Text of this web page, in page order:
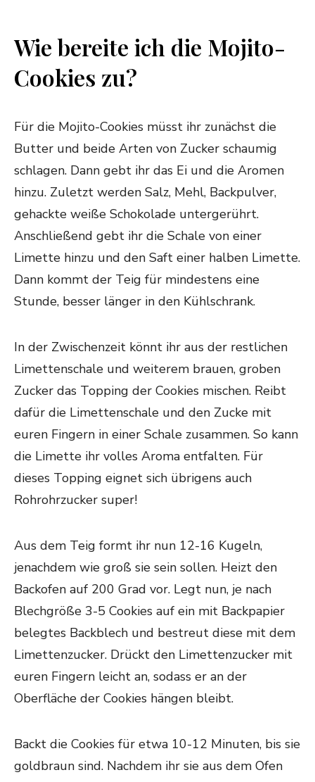
Wie bereite ich die Mojito-
Cookies zu?
Für die Mojito-Cookies müsst ihr zunächst die
Butter und beide Arten von Zucker schaumig
schlagen. Dann gebt ihr das Ei und die Aromen
hinzu. Zuletzt werden Salz, Mehl, Backpulver,
gehackte weiße Schokolade untergerührt.
Anschließend gebt ihr die Schale von einer
Limette hinzu und den Saft einer halben Limette.
Dann kommt der Teig für mindestens eine
Stunde, besser länger in den Kühlschrank.
In der Zwischenzeit könnt ihr aus der restlichen
Limettenschale und weiterem brauen, groben
Zucker das Topping der Cookies mischen. Reibt
dafür die Limettenschale und den Zucke mit
euren Fingern in einer Schale zusammen. So kann
die Limette ihr volles Aroma entfalten. Für
dieses Topping eignet sich übrigens auch
Rohrohrzucker super!
Aus dem Teig formt ihr nun 12-16 Kugeln,
jenachdem wie groß sie sein sollen. Heizt den
Backofen auf 200 Grad vor. Legt nun, je nach
Blechgröße 3-5 Cookies auf ein mit Backpapier
belegtes Backblech und bestreut diese mit dem
Limettenzucker. Drückt den Limettenzucker mit
euren Fingern leicht an, sodass er an der
Oberfläche der Cookies hängen bleibt.
Backt die Cookies für etwa 10-12 Minuten, bis sie
goldbraun sind. Nachdem ihr sie aus dem Ofen